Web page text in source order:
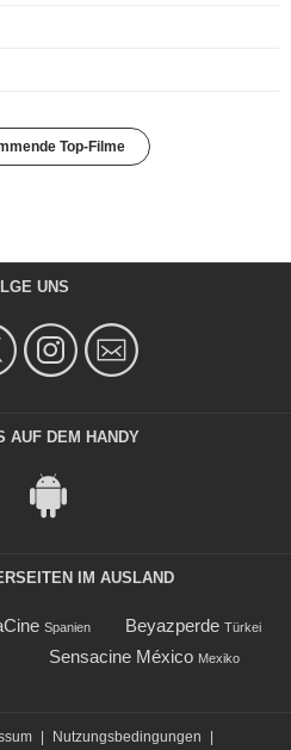
Top-Filme
UNS
AUF DEM HANDY
IM AUSLAND
Spanien Beyazperde Türkei
Sensacine México Mexiko
Nutzungsbedingungen